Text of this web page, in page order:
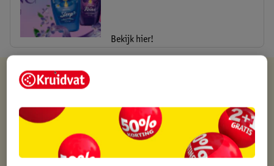
Bekijk hier!
Kruidvat is altijd voordelig
Gratis ophalen in de winkel
Op werkdagen voor 22:00 uur besteld, volgende dag in huis
Gratis thuisbezorgd vanaf 50.00
Gratis retourneren binnen 30 dagen